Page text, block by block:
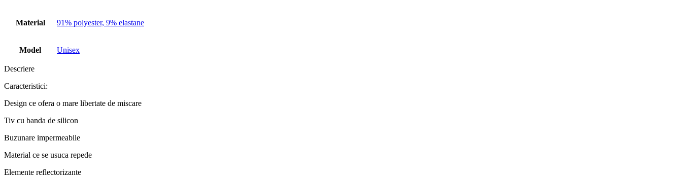
Material 91% polyester, 9% elastane
Model Unisex
Descriere
Caracteristici:
Design ce ofera o mare libertate de miscare
Tiv cu banda de silicon
Buzunare impermeabile
Material ce se usuca repede
Elemente reflectorizante